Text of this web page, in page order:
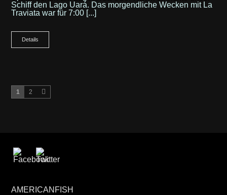
Schiff den Lago Uará. Das morgendliche Wecken mit La
Traviata war für 7:00 [...]
Details
1 2
AMERICANFISH